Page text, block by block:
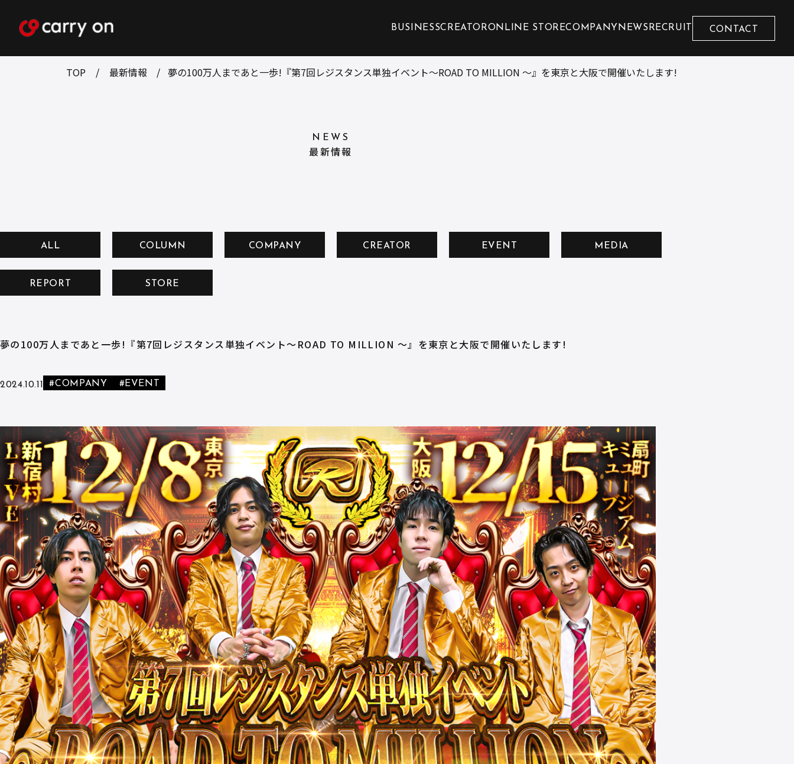
BUSINESSCREATORONLINE STORECOMPANY NEWS RECRUIT CONTACT
TOP 最新情報 夢の100万人まであと一歩!『第7回レジスタンス単独イベント〜ROAD TO MILLION 〜』を東京と大阪で開催いたします!
NEWS
最新情報
ALL COLUMN COMPANY CREATOR EVENT MEDIA
REPORT STORE
夢の100万人まであと一歩!『第7回レジスタンス単独イベント〜ROAD TO MILLION 〜』を東京と大阪で開催いたします!
2024.10.11 #COMPANY #EVENT